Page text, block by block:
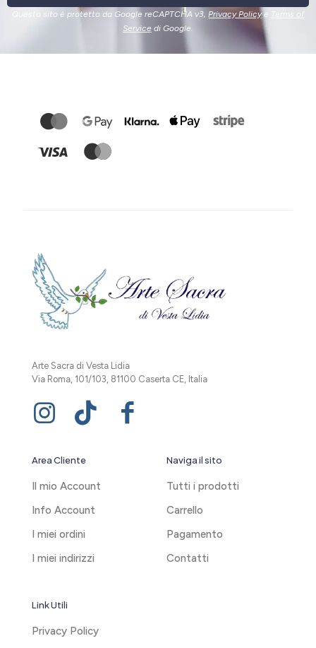
Questo sito è protetto da Google reCAPTCHA v3, Privacy Policye Terms of
Service di Google.
Arte Sacra di Vesta Lidia
Via Roma, 101/103, 81100 Caserta CE, Italia
Area Cliente
Il mio Account
Info Account
I miei ordini
I miei indirizzi
Naviga il sito
Tutti i prodotti
Carrello
Pagamento
Contatti
Link Utili
Privacy Policy